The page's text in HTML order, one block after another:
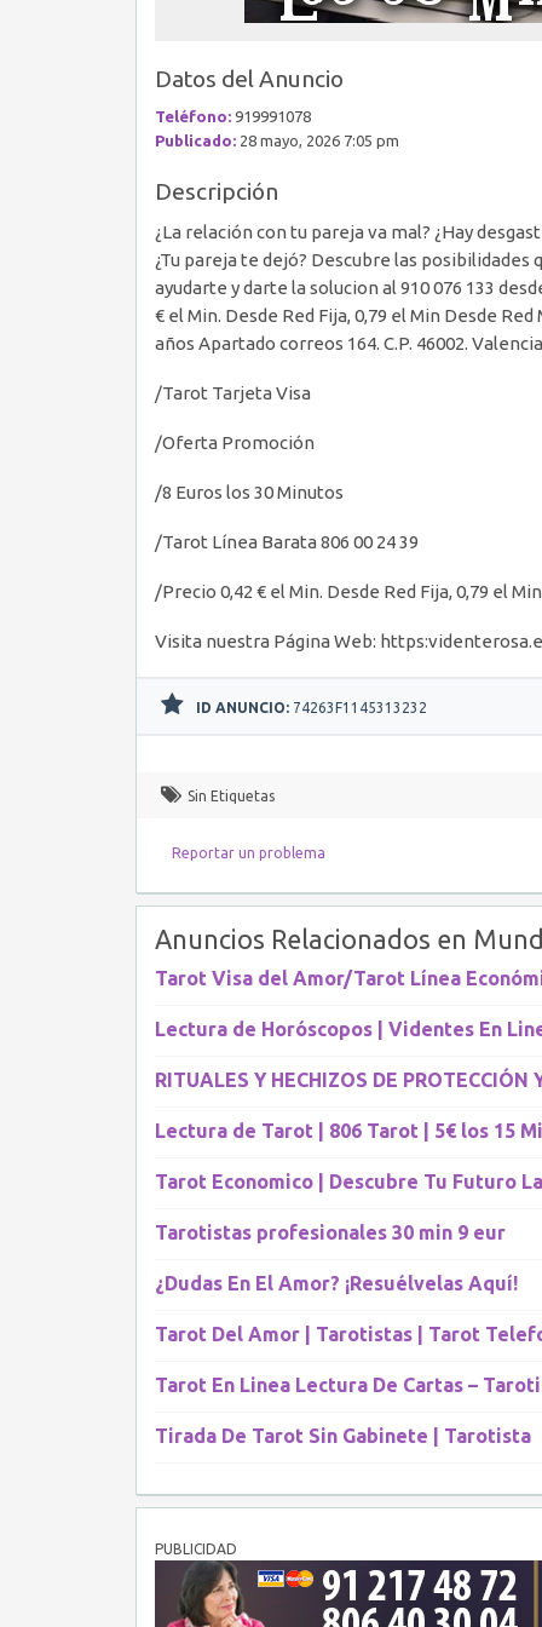
Datos del Anuncio
Teléfono: 919991078
Publicado: 28 mayo, 2026 7:05 pm
Descripción
¿La relación con tu pareja va mal? ¿Hay
¿Tu pareja te dejó? Descubre las
ayudarte y darte la solucion al 910 076 133
€ el Min. Desde Red Fija, 0,79 el Min Desde
años Apartado correos 164. C.P. 46002. Valencia
/Tarot Tarjeta Visa
/Oferta Promoción
/8 Euros los 30 Minutos
/Tarot Línea Barata 806 00 24 39
/Precio 0,42 € el Min. Desde Red Fija, 0,79 el
Visita nuestra Página Web:
ID ANUNCIO: 74263F1145313232
Sin Etiquetas
Reportar un problema
Anuncios Relacionados en
Tarot Visa del Amor/Tarot Línea
Lectura de Horóscopos | Videntes En
RITUALES Y HECHIZOS DE PROTECCIÓN
Lectura de Tarot | 806 Tarot | 5€ los 15
Tarot Economico | Descubre Tu Futuro
Tarotistas profesionales 30 min 9 eur
¿Dudas En El Amor? ¡Resuélvelas Aquí!
Tarot Del Amor | Tarotistas | Tarot
Tarot En Linea Lectura De Cartas –
Tirada De Tarot Sin Gabinete | Tarotista
PUBLICIDAD